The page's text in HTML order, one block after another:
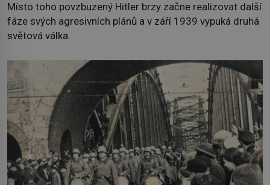
Místo toho povzbuzený Hitler brzy začne realizovat další
fáze svých agresivních plánů a v září 1939 vypuká druhá
světová válka.